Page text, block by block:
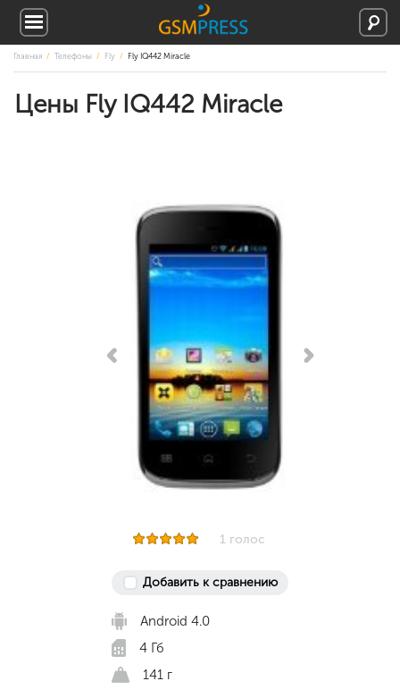
Главная Телефоны Fly Fly IQ442 Miracle
Цены Fly IQ442 Miracle
1 голос
Добавить к сравнению
Android 4.0
4 Гб
141 г